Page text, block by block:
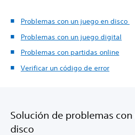
Problemas con un juego en disco
Problemas con un juego digital
Problemas con partidas online
Verificar un código de error
Solución de problemas
disco